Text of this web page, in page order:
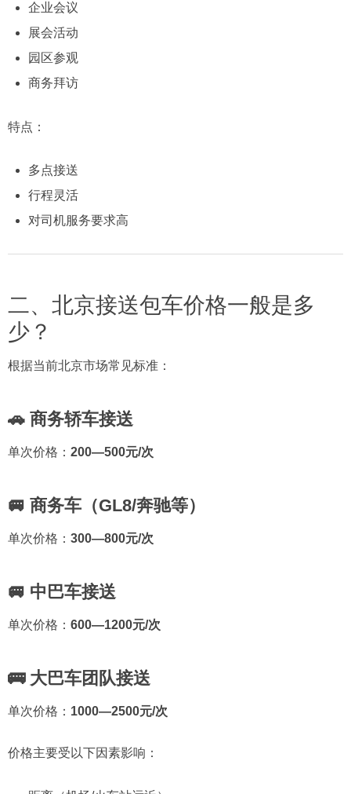
企业会议
展会活动
园区参观
商务拜访
特点：
多点接送
行程灵活
对司机服务要求高
二、北京接送包车价格一般是多
少？
根据当前北京市场常见标准：
🚗 商务轿车接送
单次价格： 200—500元/次
🚐 商务车（GL8/奔驰等）
单次价格： 300—800元/次
🚐 中巴车接送
单次价格： 600—1200元/次
🚌 大巴车团队接送
单次价格： 1000—2500元/次
价格主要受以下因素影响：